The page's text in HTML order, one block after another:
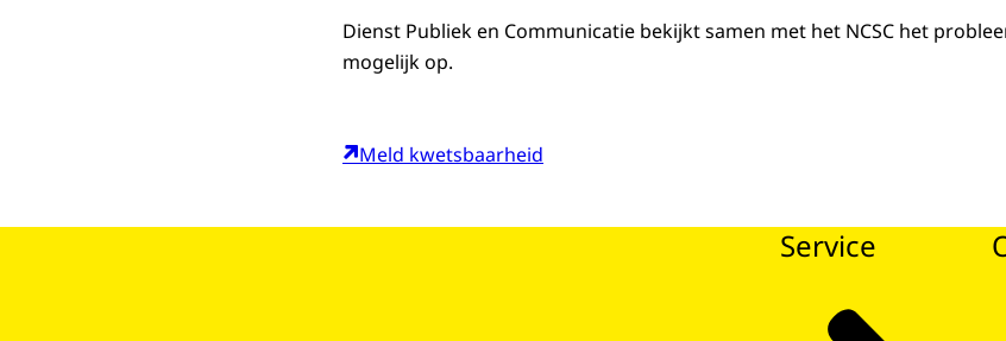
Dienst Publiek en Communicatie bekijkt samen met het NCSC het
mogelijk op.
Meld kwetsbaarheid
Service